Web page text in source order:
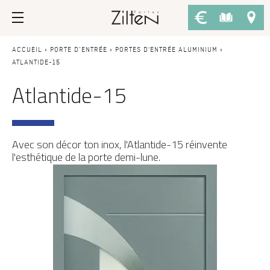
Nos portes d’entrée
Porte d’entrée
Porte de service
Porte grand trafic
Porte d'entrée sur-mesure
Portes d'entrée modernes
Portes d’entrée traditionnelles
Conseils
Savoir-faire
Design
Inspirations
Performances
ACCUEIL » PORTE D’ENTRÉE » PORTES D'ENTRÉE ALUMINIUM
»
ATLANTIDE-15
Atlantide-15
Avec son décor ton inox, l'Atlantide-15 réinvente
l'esthétique de la porte demi-lune.